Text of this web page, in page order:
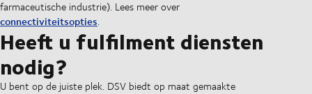
farmaceutische industrie). Lees meer over
connectiviteitsopties.
Heeft u fulfilment diensten
nodig?
U bent op de juiste plek. DSV biedt op maat gemaakte